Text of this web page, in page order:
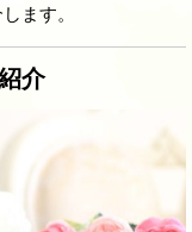
ます。
介